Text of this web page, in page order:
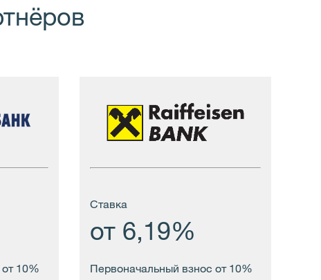
10%
Cтавка
от 6,19%
Первоначальный взнос от 10%